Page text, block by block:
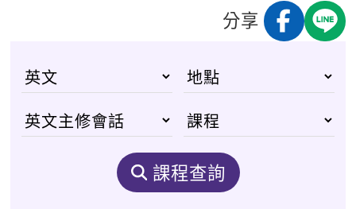
分享
課程查詢